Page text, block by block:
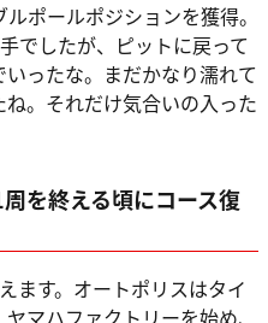
ポールポジションを獲得。
でしたが、ピットに戻って
ったな。まだかなり濡れて
。それだけ気合いの入った
を終える頃にコース復
ます。オートポリスはタイ
マハファクトリーを始め、